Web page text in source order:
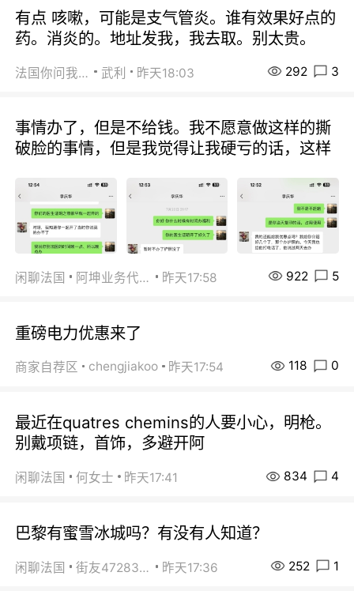
有点 咳嗽，可能是支气管炎。谁有效果好点的
药。消炎的。地址发我，我去取。别太贵。
法国你问我答 武利 昨天18:03 292 3
事情办了，但是不给钱。我不愿意做这样的撕
破脸的事情，但是我觉得让我硬亏的话，这样
闲聊法国 阿坤业务代办 昨天17:58 922 5
重磅电力优惠来了
商家自荐区 chengjiakoo 昨天17:54 118 0
最近在quatres chemins的人要小心，明枪。
别戴项链，首饰，多避开阿
闲聊法国 何女士 昨天17:41 834 4
巴黎有蜜雪冰城吗？有没有人知道？
闲聊法国 街友472838572 昨天17:36 252 1